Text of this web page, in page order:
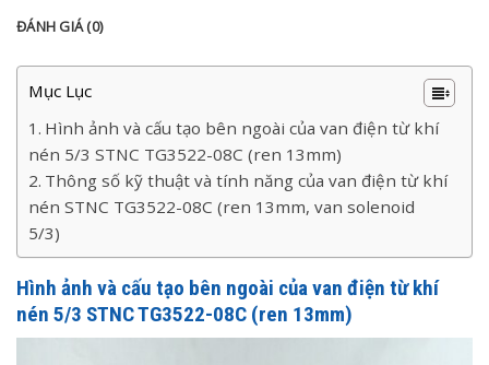
ĐÁNH GIÁ (0)
Mục Lục
Hình ảnh và cấu tạo bên ngoài của van điện từ khí
nén 5/3 STNC TG3522-08C (ren 13mm)
Thông số kỹ thuật và tính năng của van điện từ khí
nén STNC TG3522-08C (ren 13mm, van solenoid
5/3)
Hình ảnh và cấu tạo bên ngoài của van điện từ khí
nén 5/3 STNC TG3522-08C (ren 13mm)